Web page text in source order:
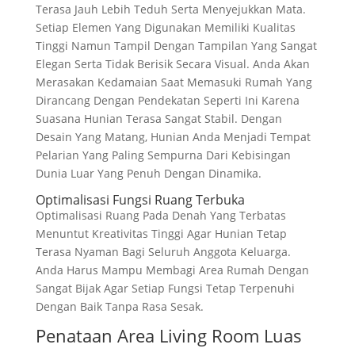
Terasa Jauh Lebih Teduh Serta Menyejukkan Mata.
Setiap Elemen Yang Digunakan Memiliki Kualitas
Tinggi Namun Tampil Dengan Tampilan Yang Sangat
Elegan Serta Tidak Berisik Secara Visual. Anda Akan
Merasakan Kedamaian Saat Memasuki Rumah Yang
Dirancang Dengan Pendekatan Seperti Ini Karena
Suasana Hunian Terasa Sangat Stabil. Dengan
Desain Yang Matang, Hunian Anda Menjadi Tempat
Pelarian Yang Paling Sempurna Dari Kebisingan
Dunia Luar Yang Penuh Dengan Dinamika.
Optimalisasi Fungsi Ruang Terbuka
Optimalisasi Ruang Pada Denah Yang Terbatas
Menuntut Kreativitas Tinggi Agar Hunian Tetap
Terasa Nyaman Bagi Seluruh Anggota Keluarga.
Anda Harus Mampu Membagi Area Rumah Dengan
Sangat Bijak Agar Setiap Fungsi Tetap Terpenuhi
Dengan Baik Tanpa Rasa Sesak.
Penataan Area Living Room Luas